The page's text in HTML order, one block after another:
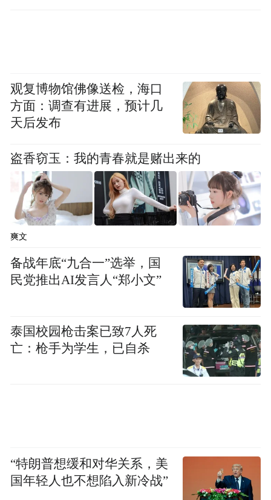
AI带来的数码转型革新提高「她经济」成效
随着AI技术渐趋成熟，其在营销与品牌推广
划创新主管Darren Thayre教授将联同滙丰香
港区财富管理及个人银行业务董事总经理兼
客户及市场策划主管许长虹，于「征服AI时
代：揭示数码转型的革新潜力」环节中，剖
响，探索如何利用AI推动转型、应对挑战、
打造创新策略并重塑行业标准。此外，淘天
集团公共事务总监陈畅言于「当AI遇见『她
经济』：淘宝天猫AI应用助力电商营销提
效」中，将分析淘宝和天猫平台上不同女性
消费者的独特喜好和购物取态，及透过AI技
观复博物馆佛像送检，海口
方面：调查有进展，预计几
天后发布
盗香窃玉：我的青春就是赌出来的
爽文
备战年底“九合一”选举，国
民党推出AI发言人“郑小文”
泰国校园枪击案已致7人死
亡：枪手为学生，已自杀
“特朗普想缓和对华关系，美
国年轻人也不想陷入新冷战”